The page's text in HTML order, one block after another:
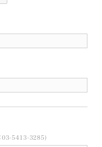
：03-5413-3285)